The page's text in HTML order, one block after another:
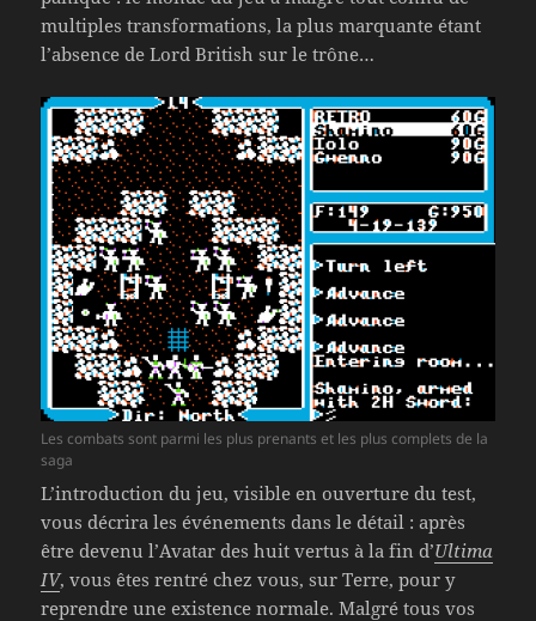
multiples transformations, la plus marquante étant
l’absence de Lord British sur le trône…
Les combats sont parmi les plus prenants et les plus complets de la
saga
L’introduction du jeu, visible en ouverture du test,
vous décrira les événements dans le détail : après
être devenu l’Avatar des huit vertus à la fin d’Ultima
IV, vous êtes rentré chez vous, sur Terre, pour y
reprendre une existence normale. Malgré tous vos